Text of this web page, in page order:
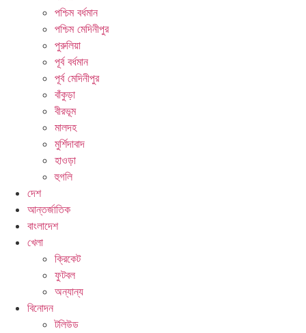
পশ্চিম বর্ধমান
পশ্চিম মেদিনীপুর
পুরুলিয়া
পূর্ব বর্ধমান
পূর্ব মেদিনীপুর
বাঁকুড়া
বীরভূম
মালদহ
মুর্শিদাবাদ
হাওড়া
হুগলি
দেশ
আন্তর্জাতিক
বাংলাদেশ
খেলা
ক্রিকেট
ফুটবল
অন্যান্য
বিনোদন
টলিউড